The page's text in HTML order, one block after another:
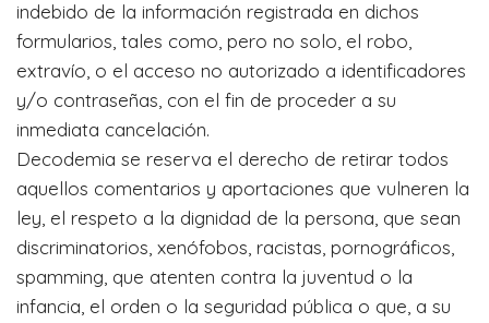
indebido de la información registrada en dichos
formularios, tales como, pero no solo, el robo,
extravío, o el acceso no autorizado a identificadores
y/o contraseñas, con el fin de proceder a su
inmediata cancelación.
Decodemia se reserva el derecho de retirar todos
aquellos comentarios y aportaciones que vulneren la
ley, el respeto a la dignidad de la persona, que sean
discriminatorios, xenófobos, racistas, pornográficos,
spamming, que atenten contra la juventud o la
infancia, el orden o la seguridad pública o que, a su